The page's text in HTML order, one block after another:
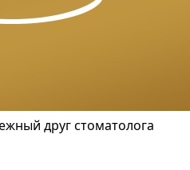
друг стоматолога